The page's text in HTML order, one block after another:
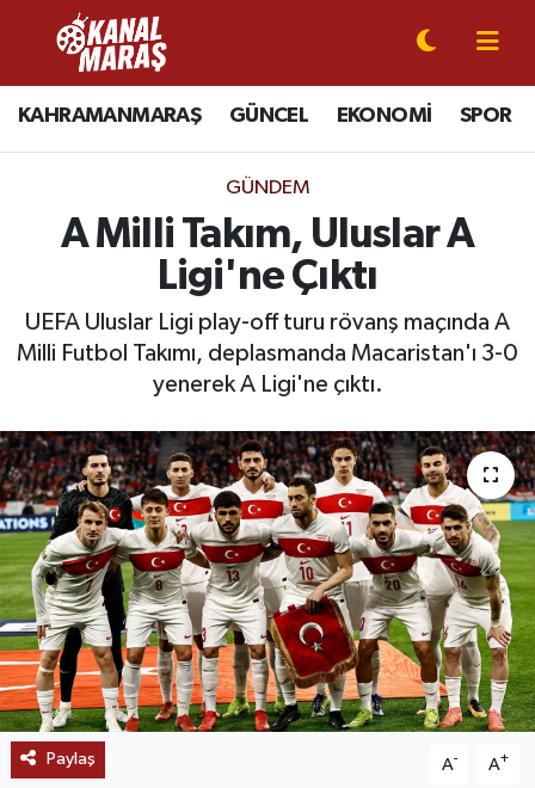
KAHRAMANMARAŞ GÜNCEL EKONOMİ SPOR
GÜNDEM
A Milli Takım, Uluslar A
Ligi'ne Çıktı
UEFA Uluslar Ligi play-off turu rövanş maçında A
Milli Futbol Takımı, deplasmanda Macaristan'ı 3-0
yenerek A Ligi'ne çıktı.
Paylaş A- A+
CANLI YAYIN
KAHRAMANMARAŞ
GÜNCEL
SİYASET
EKONOMİ
GÜNDEM
MAGAZİN
SAĞLIK
EĞİTİM
BÖLGE
KEŞFET
Kahramanmaraş Nöbetçi Eczaneler
Kahramanmaraş Hava Durumu
Kahramanmaraş Namaz Vakitleri
Kahramanmaraş Trafik Yoğunluk Haritası
Süper Lig Puan Durumu ve Fikstür
Tüm Manşetler
Son Dakika Haberleri
Haber Arşivi